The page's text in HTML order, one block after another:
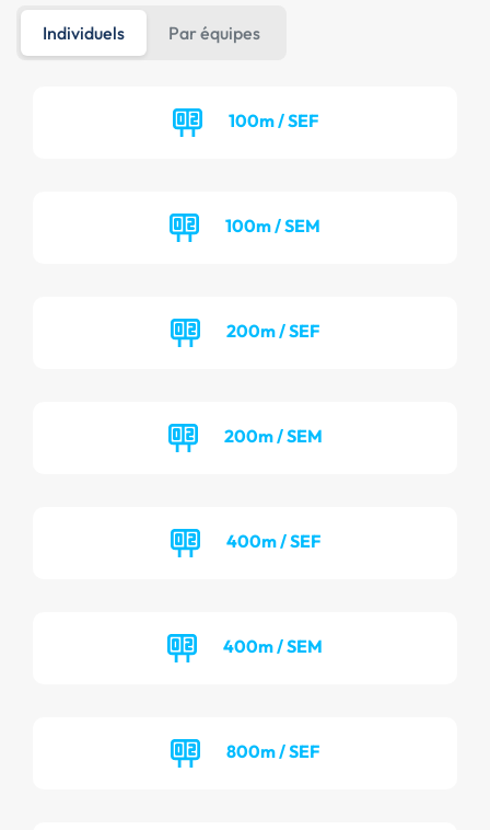
Individuels Par équipes
100m / SEF
100m / SEM
200m / SEF
200m / SEM
400m / SEF
400m / SEM
800m / SEF